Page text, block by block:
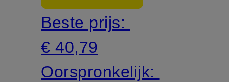
Beste prijs:
€ 40,79
Oorspronkelijk: